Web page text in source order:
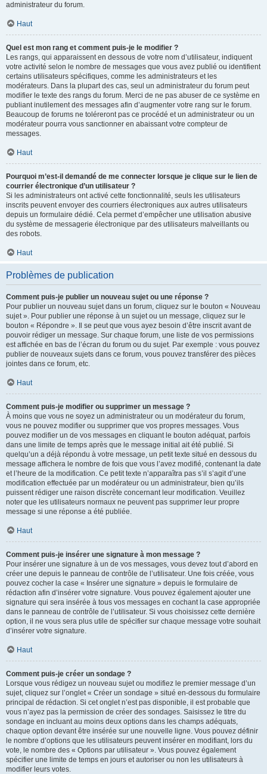
administrateur du forum.
Haut
Quel est mon rang et comment puis-je le modifier ?
Les rangs, qui apparaissent en dessous de votre nom d’utilisateur, indiquent
votre activité selon le nombre de messages que vous avez publié ou identifient
certains utilisateurs spécifiques, comme les administrateurs et les
modérateurs. Dans la plupart des cas, seul un administrateur du forum peut
modifier le texte des rangs du forum. Merci de ne pas abuser de ce système en
publiant inutilement des messages afin d’augmenter votre rang sur le forum.
Beaucoup de forums ne toléreront pas ce procédé et un administrateur ou un
modérateur pourra vous sanctionner en abaissant votre compteur de
messages.
Haut
Pourquoi m’est-il demandé de me connecter lorsque je clique sur le lien de
courrier électronique d’un utilisateur ?
Si les administrateurs ont activé cette fonctionnalité, seuls les utilisateurs
inscrits peuvent envoyer des courriers électroniques aux autres utilisateurs
depuis un formulaire dédié. Cela permet d’empêcher une utilisation abusive
du système de messagerie électronique par des utilisateurs malveillants ou
des robots.
Haut
Problèmes de publication
Comment puis-je publier un nouveau sujet ou une réponse ?
Pour publier un nouveau sujet dans un forum, cliquez sur le bouton « Nouveau
sujet ». Pour publier une réponse à un sujet ou un message, cliquez sur le
bouton « Répondre ». Il se peut que vous ayez besoin d’être inscrit avant de
pouvoir rédiger un message. Sur chaque forum, une liste de vos permissions
est affichée en bas de l’écran du forum ou du sujet. Par exemple : vous pouvez
publier de nouveaux sujets dans ce forum, vous pouvez transférer des pièces
jointes dans ce forum, etc.
Haut
Comment puis-je modifier ou supprimer un message ?
À moins que vous ne soyez un administrateur ou un modérateur du forum,
vous ne pouvez modifier ou supprimer que vos propres messages. Vous
pouvez modifier un de vos messages en cliquant le bouton adéquat, parfois
dans une limite de temps après que le message initial ait été publié. Si
quelqu’un a déjà répondu à votre message, un petit texte situé en dessous du
message affichera le nombre de fois que vous l’avez modifié, contenant la date
et l’heure de la modification. Ce petit texte n’apparaîtra pas s’il s’agit d’une
modification effectuée par un modérateur ou un administrateur, bien qu’ils
puissent rédiger une raison discrète concernant leur modification. Veuillez
noter que les utilisateurs normaux ne peuvent pas supprimer leur propre
message si une réponse a été publiée.
Haut
Comment puis-je insérer une signature à mon message ?
Pour insérer une signature à un de vos messages, vous devez tout d’abord en
créer une depuis le panneau de contrôle de l’utilisateur. Une fois créée, vous
pouvez cocher la case « Insérer une signature » depuis le formulaire de
rédaction afin d’insérer votre signature. Vous pouvez également ajouter une
signature qui sera insérée à tous vos messages en cochant la case appropriée
dans le panneau de contrôle de l’utilisateur. Si vous choisissez cette dernière
option, il ne vous sera plus utile de spécifier sur chaque message votre souhait
d’insérer votre signature.
Haut
Comment puis-je créer un sondage ?
Lorsque vous rédigez un nouveau sujet ou modifiez le premier message d’un
sujet, cliquez sur l’onglet « Créer un sondage » situé en-dessous du formulaire
principal de rédaction. Si cet onglet n’est pas disponible, il est probable que
vous n’ayez pas la permission de créer des sondages. Saisissez le titre du
sondage en incluant au moins deux options dans les champs adéquats,
chaque option devant être insérée sur une nouvelle ligne. Vous pouvez définir
le nombre d’options que les utilisateurs peuvent insérer en modifiant, lors du
vote, le nombre des « Options par utilisateur ». Vous pouvez également
spécifier une limite de temps en jours et autoriser ou non les utilisateurs à
modifier leurs votes.